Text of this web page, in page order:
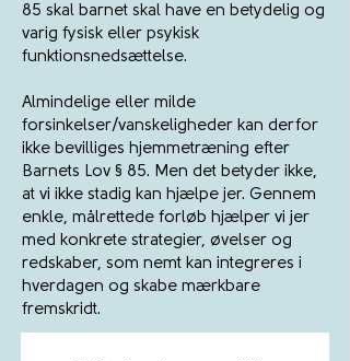
85 skal barnet skal have en betydelig og
varig fysisk eller psykisk
funktionsnedsættelse.
Almindelige eller milde
forsinkelser/vanskeligheder kan derfor
ikke bevilliges hjemmetræning efter
Barnets Lov § 85. Men det betyder ikke,
at vi ikke stadig kan hjælpe jer. Gennem
enkle, målrettede forløb hjælper vi jer
med konkrete strategier, øvelser og
redskaber, som nemt kan integreres i
hverdagen og skabe mærkbare
fremskridt.